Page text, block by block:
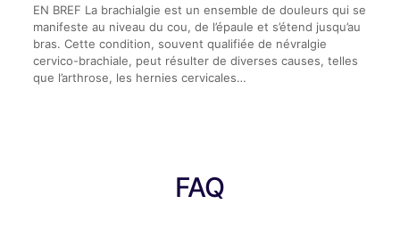
EN BREF La brachialgie est un ensemble de douleurs qui se
manifeste au niveau du cou, de l’épaule et s’étend jusqu’au
bras. Cette condition, souvent qualifiée de névralgie
cervico-brachiale, peut résulter de diverses causes, telles
que l’arthrose, les hernies cervicales…
FAQ